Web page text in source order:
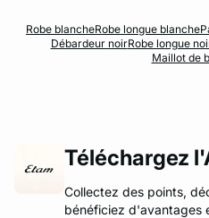
Robe blancheRobe longue blanche
Débardeur noirRobe longue
Maillot de
Téléchargez
Collectez des points,
bénéficiez d'avantages